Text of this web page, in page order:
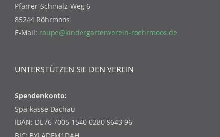
Pfarrer-Schmalz-Weg 6
85244 Röhrmoos
E-Mail: raupe@kindergartenverein-roehrmoos.de
UNTERSTÜTZEN SIE DEN VEREIN
Spendenkonto:
Sparkasse Dachau
IBAN: DE76 7005 1540 0280 9643 96